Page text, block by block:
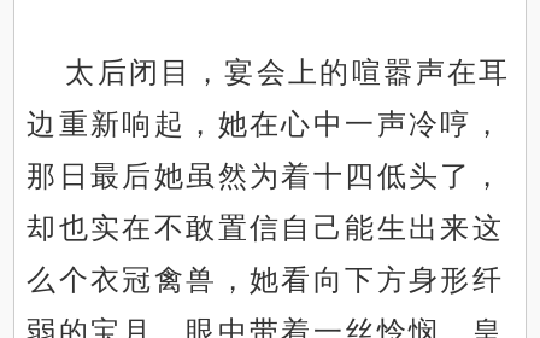
太后闭目，宴会上的喧嚣声在耳
边重新响起，她在心中一声冷哼，
那日最后她虽然为着十四低头了，
却也实在不敢置信自己能生出来这
么个衣冠禽兽，她看向下方身形纤
弱的宝月，眼中带着一丝怜悯。皇